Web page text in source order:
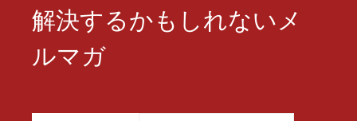
解決するかもしれないメ
ルマガ